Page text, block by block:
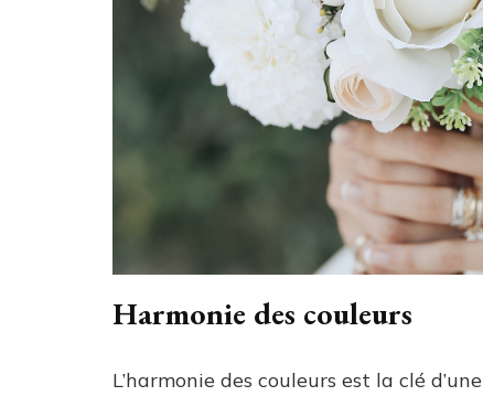
Harmonie des couleurs
L’harmonie des couleurs est la clé d’une